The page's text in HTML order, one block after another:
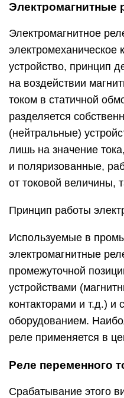
Электромагнитные
Электромагнитное
электромеханическое
устройство, принцип
на воздействии
током в статичной
разделяется
(нейтральные)
лишь на значение
и поляризованные,
от токовой величины,
Принцип работы
Используемые в
электромагнитные
промежуточной
устройствами
контакторами и т.д.) и
оборудованием.
реле применяется в
Реле переменного
Срабатывание этого